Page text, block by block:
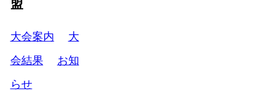
盟
大会案内
大
会結果
お知
らせ